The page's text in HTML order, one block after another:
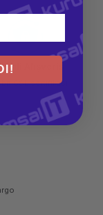
Alışveriş
SSL sertifikası